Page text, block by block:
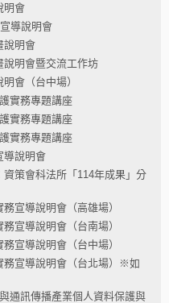
明會
導說明會
說明會
說明會暨交流工作坊
會（台中場）
實務專題講座
實務專題講座
實務專題講座
導說明會
資策會科法所「114年成果」分
宣導說明會（高雄場）
宣導說明會（台南場）
宣導說明會（台中場）
務宣導說明會（台北場）※如
通訊傳播產業個人資料保護與